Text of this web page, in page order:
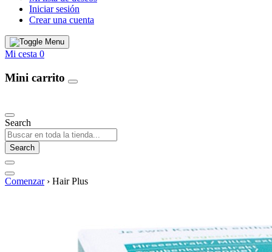
Iniciar sesión
Crear una cuenta
Mi cesta 0
Mini carrito
Search
Search
Comenzar › Hair Plus